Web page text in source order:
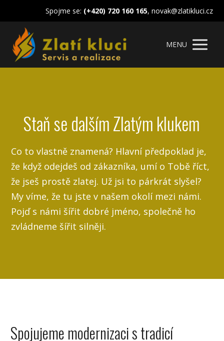
Spojme se: (+420) 720 160 165, novak@zlatikluci.cz
MENU
Staň se dalším Zlatým klukem
Co to vlastně znamená? Hlavní předpoklad je,
že když odejdeš od zákazníka, umí o Tobě říct,
že jseš prostě zlatej. Už jsi to párkrát slyšel?
My víme, že tu jste v našem okolí mezi námi.
Pojď s námi šířit dobré jméno, společně ho
zvládneme šířit silněji.
Spojujeme modernizaci s tradicí